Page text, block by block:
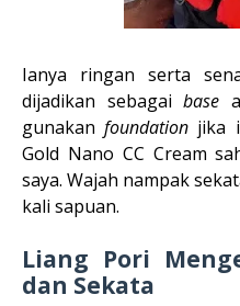
Ianya ringan serta
dijadikan sebagaibase
gunakanfoundation jika
Gold Nano CC Cream
saya. Wajah nampak
kali sapuan.
Liang Pori
dan Sekata